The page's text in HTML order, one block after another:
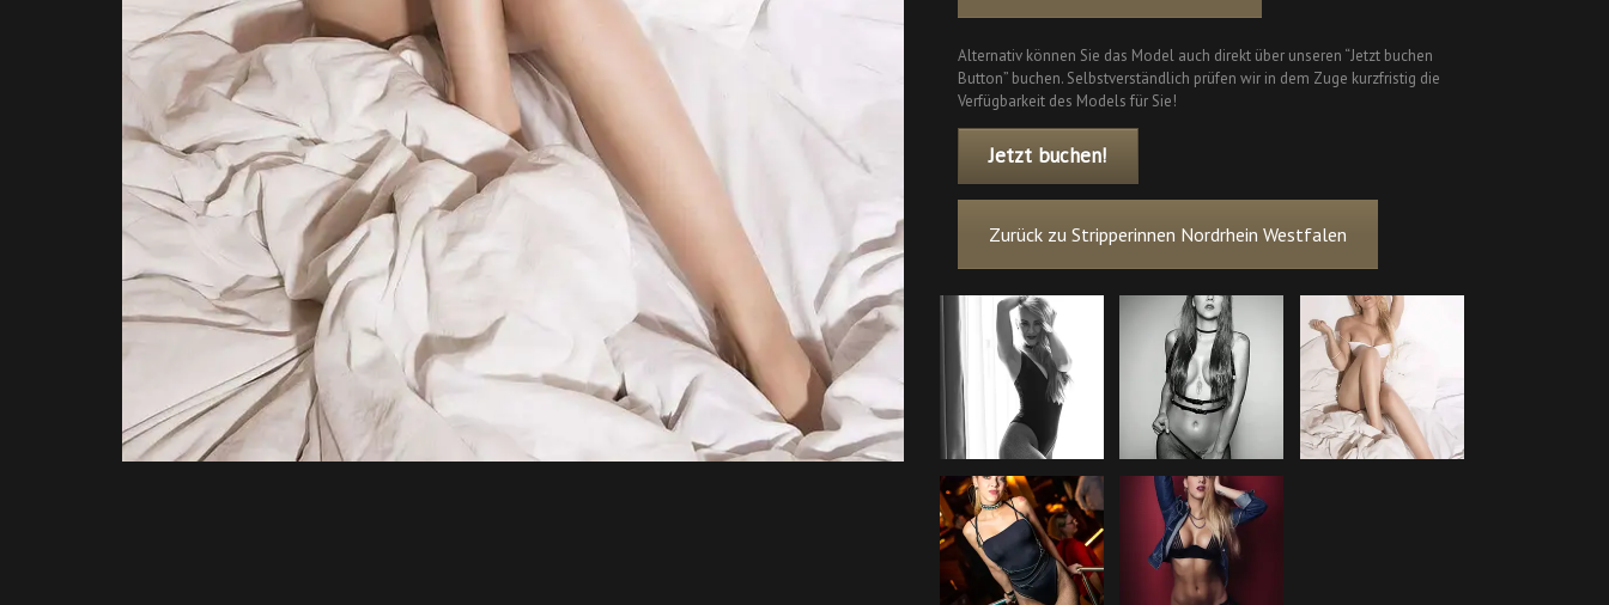
Alternativ können Sie das Model auch direkt über unseren “Jetzt buchen
Button” buchen. Selbstverständlich prüfen wir in dem Zuge kurzfristig die
Verfügbarkeit des Models für Sie!
Jetzt buchen!
Zurück zu Stripperinnen Nordrhein Westfalen